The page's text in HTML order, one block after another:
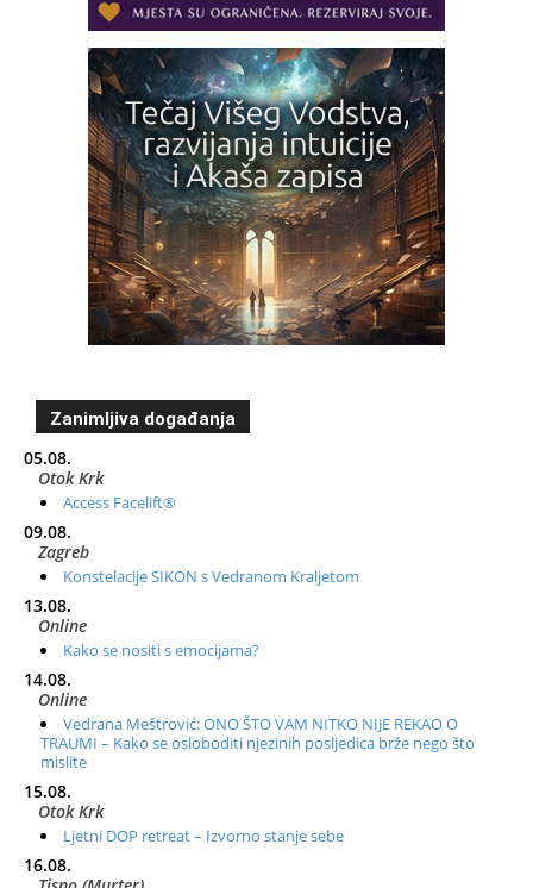
Zanimljiva događanja
05.08.
Otok Krk
Access Facelift®
09.08.
Zagreb
Konstelacije SIKON s Vedranom Kraljetom
13.08.
Online
Kako se nositi s emocijama?
14.08.
Online
Vedrana Meštrović: ONO ŠTO VAM NITKO NIJE REKAO O
TRAUMI – Kako se osloboditi njezinih posljedica brže nego što
mislite
15.08.
Otok Krk
Ljetni DOP retreat – Izvorno stanje sebe
16.08.